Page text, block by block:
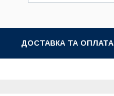
ДОСТАВКА ТА ОПЛАТА